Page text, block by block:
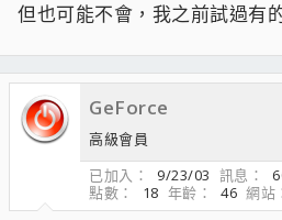
但也可能不會，我之前試過有
GeForce
高級會員
已加入
9/23/03 訊息
點數
18 年齡 46 網站